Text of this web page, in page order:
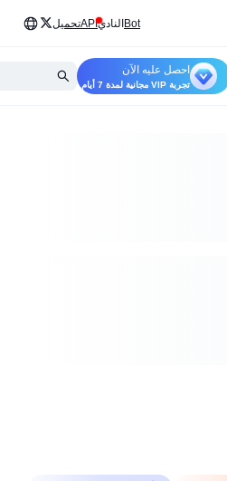
BotالناديAPIتحميل
احصل عليه الآن
تجربة VIP مجانية لمدة 7 أيام